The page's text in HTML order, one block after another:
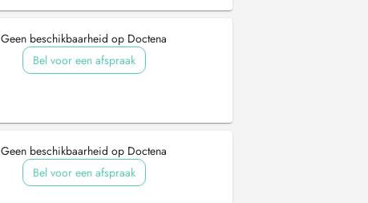
Geen beschikbaarheid op Doctena
Bel voor een afspraak
Geen beschikbaarheid op Doctena
Bel voor een afspraak